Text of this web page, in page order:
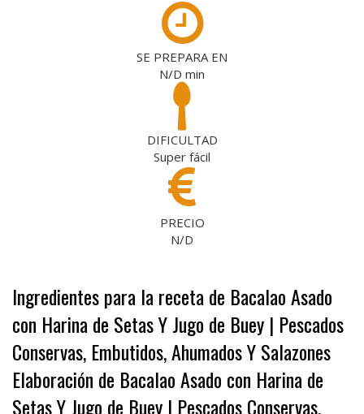
SE PREPARA EN
N/D min
DIFICULTAD
Super fácil
PRECIO
N/D
Ingredientes para la receta de Bacalao Asado
con Harina de Setas Y Jugo de Buey | Pescados
Conservas, Embutidos, Ahumados Y Salazones
Elaboración de Bacalao Asado con Harina de
Setas Y Jugo de Buey | Pescados Conservas,